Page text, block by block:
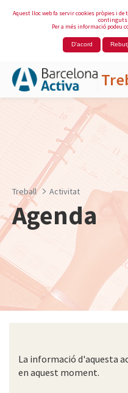
Aquest lloc web fa servir cookies pròpies i
continguts
Per a més informació podeu
D'acord
Salta al contingut principal
Treball Activitat
Agenda
La informació d'aquesta
en aquest moment.